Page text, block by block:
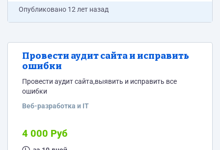
Опубликовано 12 лет назад
Провести аудит сайта и исправить
ошибки
Провести аудит сайта,выявить и исправить все
ошибки
Веб-разработка и IT
4 000 Руб